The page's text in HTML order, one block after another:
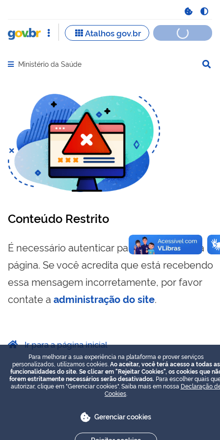
Abrir menu principal de navegação
Ministério da Saúde
Conteúdo Restrito
É necessário autenticar para visualizar essa
página. Se você acredita que está recebendo
essa mensagem incorretamente, por favor
contate a administração do site.
Ir para a página inicial
Para melhorar a sua experiência na plataforma e prover serviços
personalizados, utilizamos cookies. Ao aceitar, você terá acesso a todas as
funcionalidades do site. Se clicar em "Rejeitar Cookies", os cookies que
forem estritamente necessários serão desativados. Para escolher quais
autorizar, clique em "Gerenciar cookies". Saiba mais em nossa Declaração
Cookies
Gerenciar cookies